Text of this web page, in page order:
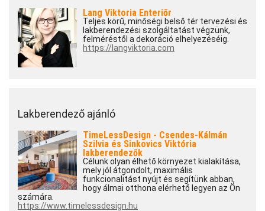
Lang Viktoria Enteriőr
Teljes körű, minőségi belső tér tervezési és
lakberendezési szolgáltatást végzünk,
felméréstől a dekoráció elhelyezéséig.
https://langviktoria.com
Lakberendező ajánló
TimeLessDesign - Csendes-Kálmán
Szilvia és Sinkovics Viktória
lakberendezők
Célunk olyan élhető környezet kialakítása,
mely jól átgondolt, maximális
funkcionalitást nyújt és segítünk abban,
hogy álmai otthona elérhető legyen az Ön
számára.
https://www.timelessdesign.hu